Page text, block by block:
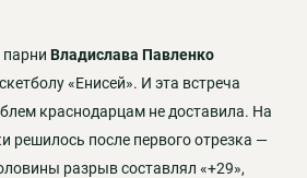
парни Владислава Павленко
«Енисей». И эта встреча
краснодарцам не доставила. На
решилось после первого отрезка —
разрыв составлял «+29»,